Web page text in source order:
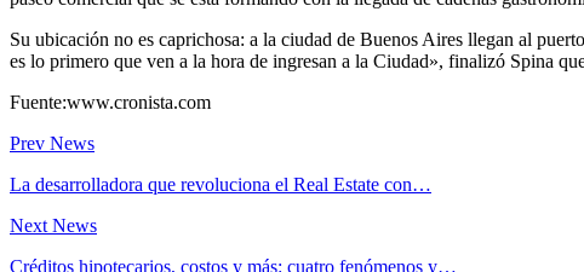
Su ubicación no es caprichosa: a la ciudad de Buenos Aires llegan al
es lo primero que ven a la hora de ingresan a la Ciudad», finalizó Spina
Fuente:www.cronista.com
Prev News
La desarrolladora que revoluciona el Real Estate con…
Next News
Créditos hipotecarios, costos y más: cuatro fenómenos y…